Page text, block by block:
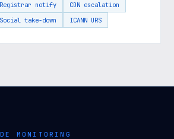
Registrar notify
CDN escalation
Social take-down
ICANN URS
MONITORING